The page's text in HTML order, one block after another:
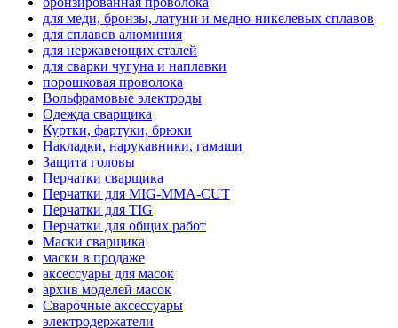
для меди, бронзы, латуни и медно-никелевых сплавов
для сплавов алюминия
для нержавеющих сталей
для сварки чугуна и наплавки
порошковая проволока
Вольфрамовые электроды
Одежда сварщика
Куртки, фартуки, брюки
Накладки, нарукавники, гамаши
Защита головы
Перчатки сварщика
Перчатки для MIG-MMA-CUT
Перчатки для TIG
Перчатки для общих работ
Маски сварщика
маски в продаже
аксессуары для масок
архив моделей масок
Сварочные аксессуары
электродержатели